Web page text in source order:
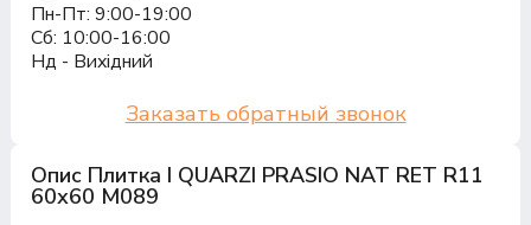
Опис Плитка I QUARZI PRASIO NAT RET R11
60х60 M089
Пн-Пт: 9:00-19:00
Сб: 10:00-16:00
Нд - Вихідний
Заказать обратный звонок